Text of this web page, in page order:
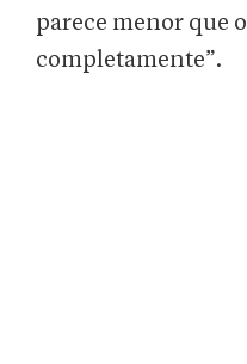
parece menor que o
completamente”.